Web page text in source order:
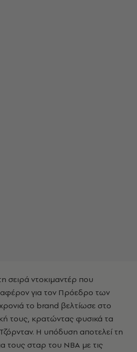
ντοκιμαντέρ που
για τον Πρόεδρο των
το brand βελτίωσε στο
τους, κρατώντας φυσικά τα
Η υπόδυση αποτελεί τη
τους σταρ του ΝΒΑ με τις